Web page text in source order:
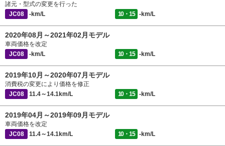
諸元・型式の変更を行った
JC08
-km/L 10・15 -km/L
2020年08月～2021年02月モデル
車両価格を改定
JC08
-km/L 10・15 -km/L
2019年10月～2020年07月モデル
消費税の変更により価格を修正
JC08
11.4～14.1km/L 10・15 -km/L
2019年04月～2019年09月モデル
車両価格を改定
JC08
11.4～14.1km/L 10・15 -km/L